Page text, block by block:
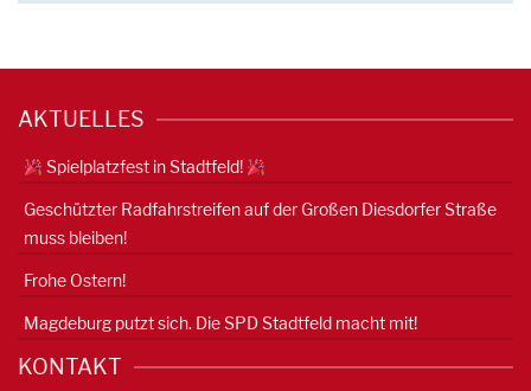
AKTUELLES
Spielplatzfest in Stadtfeld!
Geschützter Radfahrstreifen auf der Großen Diesdorfer Straße
muss bleiben!
Frohe Ostern!
Magdeburg putzt sich. Die SPD Stadtfeld macht mit!
KONTAKT